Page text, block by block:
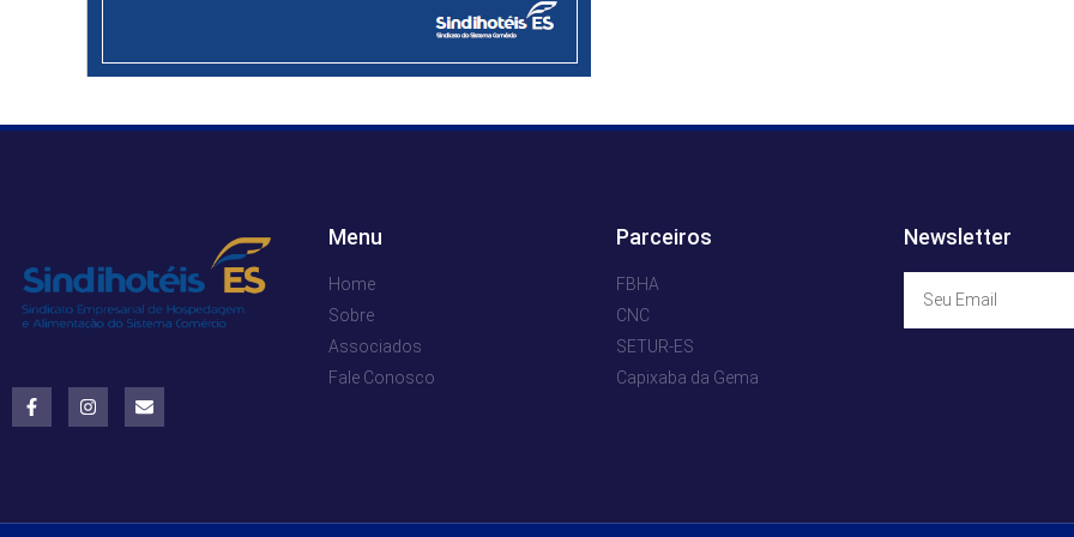
Menu
Home
Sobre
Associados
Fale Conosco
Parceiros
FBHA
CNC
SETUR-ES
Capixaba da Gema
Newsletter